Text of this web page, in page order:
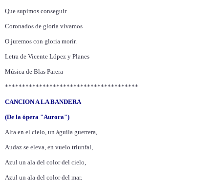
Que supimos conseguir
Coronados de gloria vivamos
O juremos con gloria morir.
Letra de Vicente López y Planes
Música de Blas Parera
***************************************
CANCION A LA BANDERA
(De la ópera "Aurora")
Alta en el cielo, un águila guerrera,
Audaz se eleva, en vuelo triunfal,
Azul un ala del color del cielo,
Azul un ala del color del mar.